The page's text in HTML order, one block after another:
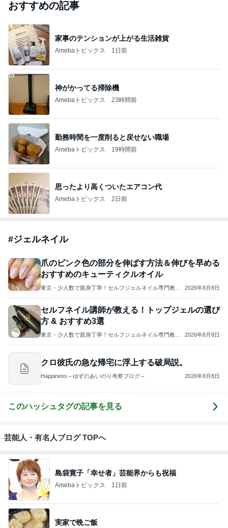
おすすめの記事
家事のテンションが上がる生活雑貨
Amebaトピックス 1日前
神がかってる掃除機
Amebaトピックス 23時間前
勤務時間を一度削ると戻せない職場
Amebaトピックス 19時間前
思ったより高くついたエアコン代
Amebaトピックス 2日前
#ジェルネイル
爪のピンク色の部分を伸ばす方法＆伸びを早める
おすすめのキューティクルオイル
東京・少人数で親身丁寧！セルフジェルネイル専門教室
2026年8月8日
セルフネイル講師が教える！トップジェルの選び
方 & おすすめ3選
東京・少人数で親身丁寧！セルフジェルネイル専門教室
2026年8月8日
クロ彼氏の急な帰宅に浮上する破局説。
Happiness～ゆずのあいのり考察ブログ～ 2026年8月8日
このハッシュタグの記事を見る
芸能人・有名人ブログ TOPへ
島袋寛子「幸せ者」芸能界からも祝福
Amebaトピックス 1日前
実家で晩ご飯